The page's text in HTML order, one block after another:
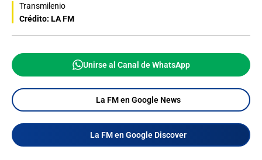
Transmilenio
Crédito: LA FM
Unirse al Canal de WhatsApp
La FM en Google News
La FM en Google Discover